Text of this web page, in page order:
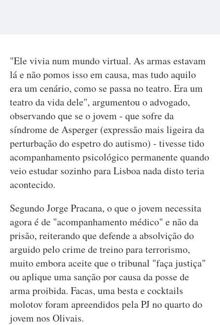
"Ele vivia num mundo virtual. As armas estavam
lá e não pomos isso em causa, mas tudo aquilo
era um cenário, como se passa no teatro. Era um
teatro da vida dele", argumentou o advogado,
observando que se o jovem - que sofre da
síndrome de Asperger (expressão mais ligeira da
perturbação do espetro do autismo) - tivesse tido
acompanhamento psicológico permanente quando
veio estudar sozinho para Lisboa nada disto teria
acontecido.
Segundo Jorge Pracana, o que o jovem necessita
agora é de "acompanhamento médico" e não da
prisão, reiterando que defende a absolvição do
arguido pelo crime de treino para terrorismo,
muito embora aceite que o tribunal "faça justiça"
ou aplique uma sanção por causa da posse de
arma proibida. Facas, uma besta e cocktails
molotov foram apreendidos pela PJ no quarto do
jovem nos Olivais.